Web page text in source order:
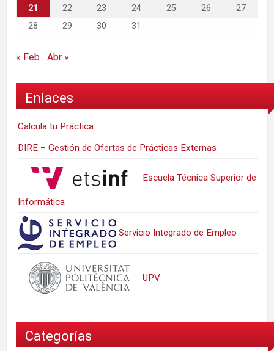
21
22 23 24 25 26
27
28
29 30 31
« Feb Abr »
Enlaces
Calcula tu Práctica
DIRE – Gestión de Ofertas de Prácticas Externas
Escuela Técnica Superior de
Informática
Servicio Integrado de Empleo
UPV
Categorías